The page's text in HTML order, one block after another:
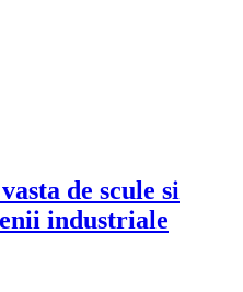
de scule si
industriale